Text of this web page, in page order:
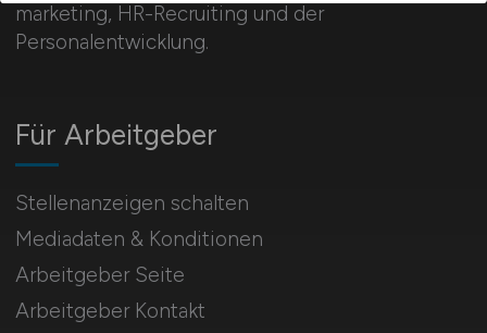
marketing, HR-Recruiting und der
Personalentwicklung.
Für Arbeitgeber
Stellenanzeigen schalten
Mediadaten & Konditionen
Arbeitgeber Seite
Arbeitgeber Kontakt